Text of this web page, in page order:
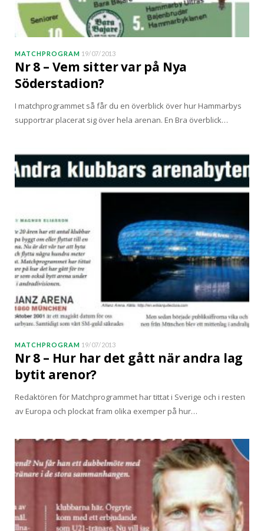
MATCHPROGRAM 19/07/2013
Nr 8 – Vem sitter var på Nya
Söderstadion?
I matchprogrammet så får du en överblick över hur Hammarbys
supportrar placerat sig över hela arenan. En Bra överblick…
MATCHPROGRAM 19/07/2013
Nr 8 – Hur har det gått när andra lag
bytit arenor?
Redaktören för Matchprogrammet har tittat i Sverige och i resten
av Europa och plockat fram olika exemper på hur…